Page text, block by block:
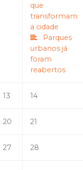
que
transformam
a cidade
Parques
urbanos já
foram
reabertos
13 14
20 21
27 28